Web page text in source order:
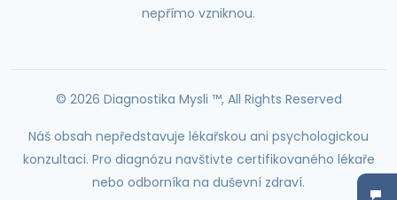
nepřímo vzniknou.
© 2026 Diagnostika Mysli ™, All Rights Reserved
Náš obsah nepředstavuje lékařskou ani psychologickou
konzultaci. Pro diagnózu navštivte certifikovaného lékaře
nebo odborníka na duševní zdraví.